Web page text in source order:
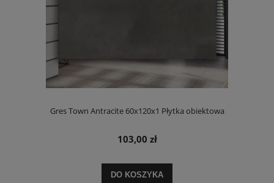
Gres Town Antracite 60x120x1 Płytka obiektowa
103,00 zł
DO KOSZYKA